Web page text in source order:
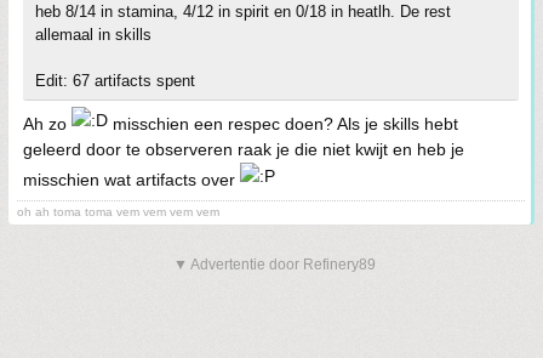
heb 8/14 in stamina, 4/12 in spirit en 0/18 in heatlh. De rest
allemaal in skills
Edit: 67 artifacts spent
Ah zo
misschien een respec doen? Als je skills hebt
geleerd door te observeren raak je die niet kwijt en heb je
misschien wat artifacts over
oh ah toma toma vem vem vem vem
▼ Advertentie door Refinery89